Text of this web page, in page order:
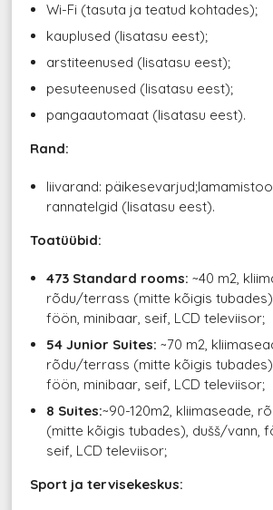
Wi-Fi (tasuta ja teatud kohtades);
kauplused (lisatasu eest);
arstiteenused (lisatasu eest);
pesuteenused (lisatasu eest);
pangaautomaat (lisatasu eest).
Rand:
liivarand:
rannatelgid (lisatasu eest).
Toatüübid:
473 Standard rooms: ~40 m2,
rõdu/terrass (mitte kõigis
föön, minibaar, seif, LCD televiisor;
54 Junior Suites: ~70 m2,
rõdu/terrass (mitte kõigis
föön, minibaar, seif, LCD televiisor;
8 Suites:~90-120m2, kliimaseade,
(mitte kõigis tubades), dušš/vann,
seif, LCD televiisor;
Sport ja tervisekeskus: